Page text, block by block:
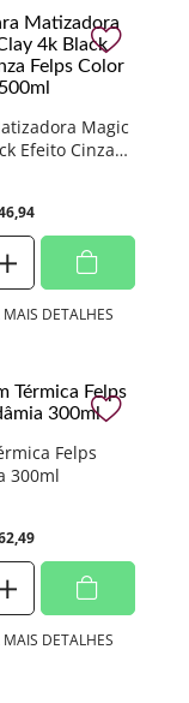
Magic
Efeito Cinza
,94
MAIS DETALHES
Felps
300ml
,49
MAIS DETALHES